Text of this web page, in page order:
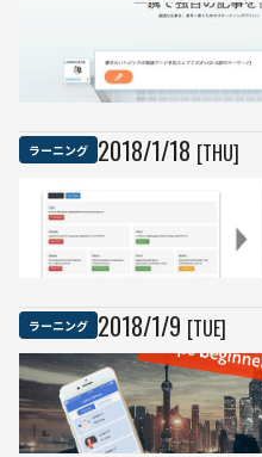
ラーニング 2018/1/18 [THU]
ラーニング 2018/1/9 [TUE]